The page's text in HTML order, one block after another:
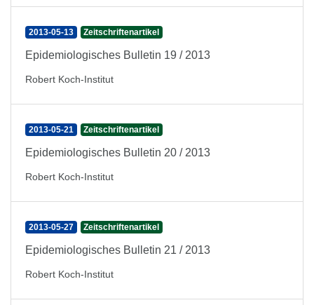
2013-05-13 Zeitschriftenartikel
Epidemiologisches Bulletin 19 / 2013
Robert Koch-Institut
2013-05-21 Zeitschriftenartikel
Epidemiologisches Bulletin 20 / 2013
Robert Koch-Institut
2013-05-27 Zeitschriftenartikel
Epidemiologisches Bulletin 21 / 2013
Robert Koch-Institut